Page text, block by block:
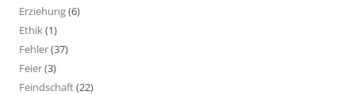
Erziehung(6)
Ethik(1)
Fehler(37)
Feier(3)
Feindschaft(22)